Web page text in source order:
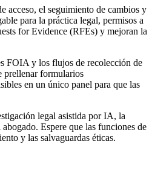
acceso, el seguimiento de cambios y
para la práctica legal, permisos a
for Evidence (RFEs) y mejoran la
FOIA y los flujos de recolección de
prellenar formularios
en un único panel para que las
legal asistida por IA, la
Espere que las funciones de
y las salvaguardas éticas.